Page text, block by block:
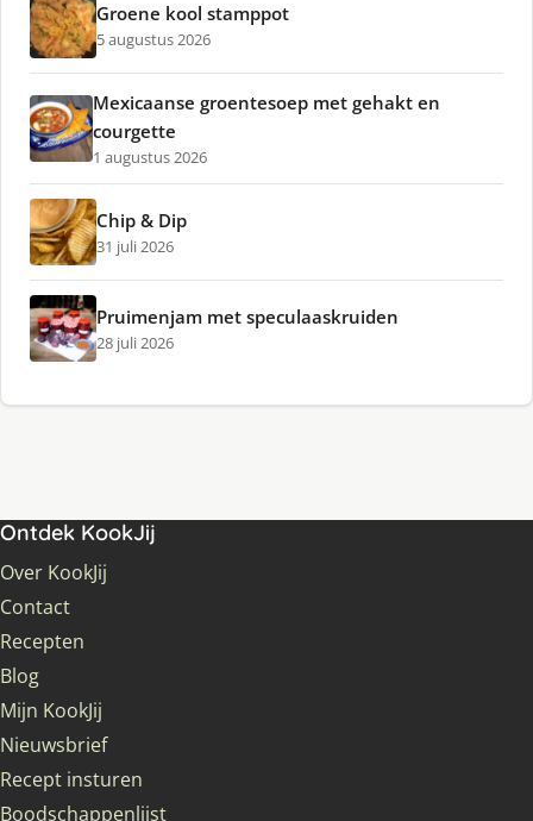
Groene kool stamppot
5 augustus 2026
Mexicaanse groentesoep met gehakt en
courgette
1 augustus 2026
Chip & Dip
31 juli 2026
Pruimenjam met speculaaskruiden
28 juli 2026
Ontdek KookJij
Over KookJij
Contact
Recepten
Blog
Mijn KookJij
Nieuwsbrief
Recept insturen
Boodschappenlijst